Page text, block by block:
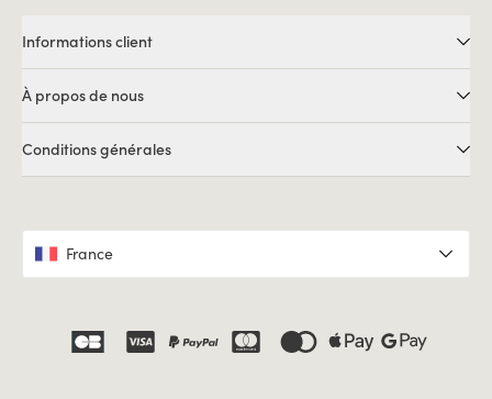
Informations client
À propos de nous
Conditions générales
France